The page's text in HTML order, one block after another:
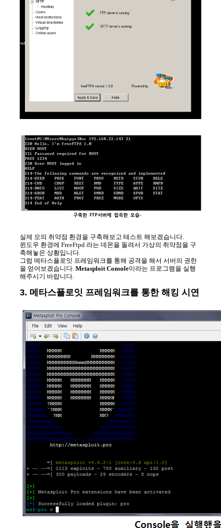
실제 모의 취약점 환경을 구축해보고 테스트 해보겠습니다.
윈도우 환경에 FreeFtpd 라는 데몬을 돌려서 가상의 취약점을 구
축해놓은 상황입니다.
그럼 메타스플로잇 프레임워크를 통해 공격을 해서 서버의 권한
을 얻어보겠습니다. Metasploit Console이라는 프로그램을 실행
해주시기 바랍니다.
3. 메타스플로잇 프레임워크를 통한 해킹 시연